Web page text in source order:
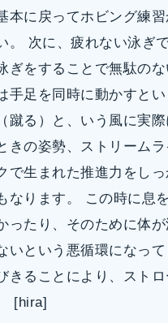
本に戻ってホビング練
。 次に、疲れない泳ぎ
ぎをすることで無駄の
手足を同時に動かすと
蹴る）と、いう風に実
きの姿勢、ストリーム
で生まれた推進力をし
なります。 この時に息
ったり、そのために体
いという悪循環になっ
きることにより、スト
[hira]